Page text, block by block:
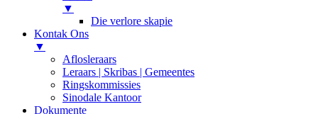
▼
Die verlore skapie
Kontak Ons
▼
Aflosleraars
Leraars | Skribas | Gemeentes
Ringskommissies
Sinodale Kantoor
Dokumente